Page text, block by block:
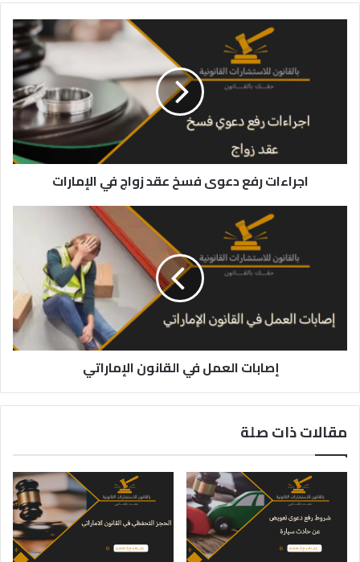
اجراءات رفع دعوى فسخ عقد زواج في الإمارات
إصابات العمل في القانون الإماراتي
مقالات ذات صلة